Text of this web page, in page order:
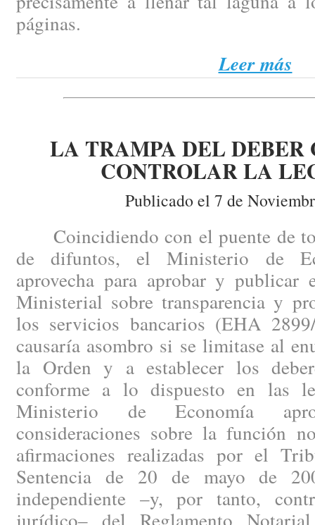
páginas.
Leer más
LA TRAMPA DEL DEBER
CONTROLAR LA
Publicado el 7 de
Coincidiendo con el puente de
de difuntos, el Ministerio de
aprovecha para aprobar y
Ministerial sobre transparencia y
los servicios bancarios (EHA
causaría asombro si se limitase al
la Orden y a establecer los
conforme a lo dispuesto en las
Ministerio de Economía
consideraciones sobre la función
afirmaciones realizadas por el
Sentencia de 20 de mayo de
independiente –y, por tanto,
jurídico– del Reglamento